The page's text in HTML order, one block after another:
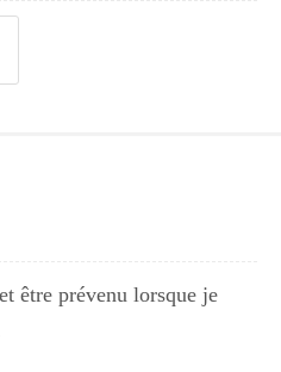
être prévenu lorsque je